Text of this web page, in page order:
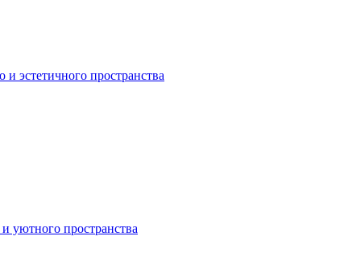
и эстетичного пространства
уютного пространства